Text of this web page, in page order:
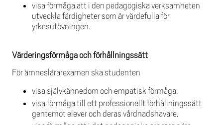
visa förmåga att i den pedagogiska verksamheten
utveckla färdigheter som är värdefulla för
yrkesutövningen.
Värderingsförmåga och förhållningssätt
För ämneslärarexamen ska studenten
visa självkännedom och empatisk förmåga,
visa förmåga till ett professionellt förhållningssätt
gentemot elever och deras vårdnadshavare,